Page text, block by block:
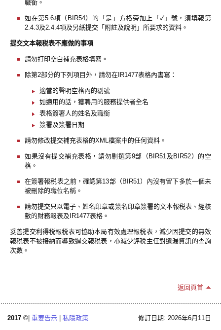
職銜。
如在第5.6項（BIR54）的「是」方格旁加上「✓」號，須填報第
2.4.3及2.4.4項及另紙提交「附註及說明」所要求的資料。
提交文本報税表不應做的事項
請勿打印空白補充表格填寫。
除第2部分的下列項目外，請勿在IR1477表格內書寫：
適當的聲明空格內的剔號
如適用的話，獲聘用的服務提供者全名
表格簽署人的姓名及職銜
簽署及簽署日期
請勿修改提交補充表格的XML檔案中的任何資料。
如果沒有提交補充表格，請勿剔選第9部（BIR51及BIR52）的空
格。
在簽署報税表之前，確認第13部（BIR51）內沒有留下多於一個未
被刪除的職位名稱。
請勿提交只以電子、姓名印章或簽名印章簽署的文本報税表、經核
數的財務報表及IR1477表格。
妥善提交利得税報税表可協助本局有效處理報税表，減少因提交的無效
報税表不被接納而導致遲交報税表，亦減少評税主任對遺漏資訊的查詢
次數。
返回頁首
2017 ©| 重要告示 私隱政策 修訂日期: 2026年6月11日